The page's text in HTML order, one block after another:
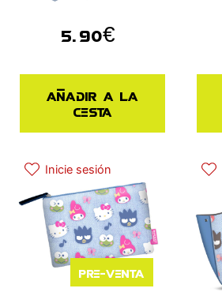
5.90€
Añadir a la
cesta
Inicie sesión
Pre-venta